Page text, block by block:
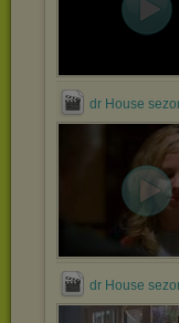
dr House
dr House